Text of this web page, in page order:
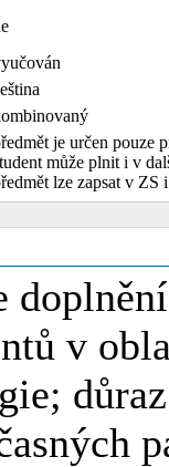
je určen pouze
může plnit i v
lze zapsat v ZS
v